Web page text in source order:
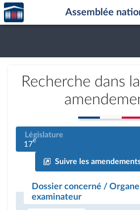
Aller au contenu
Aller en bas de la page
Accèder
à la
page
Assemblée
Recherche dans
Législature
17e
Suivre les
Dossier concerné / Organe
examinateur